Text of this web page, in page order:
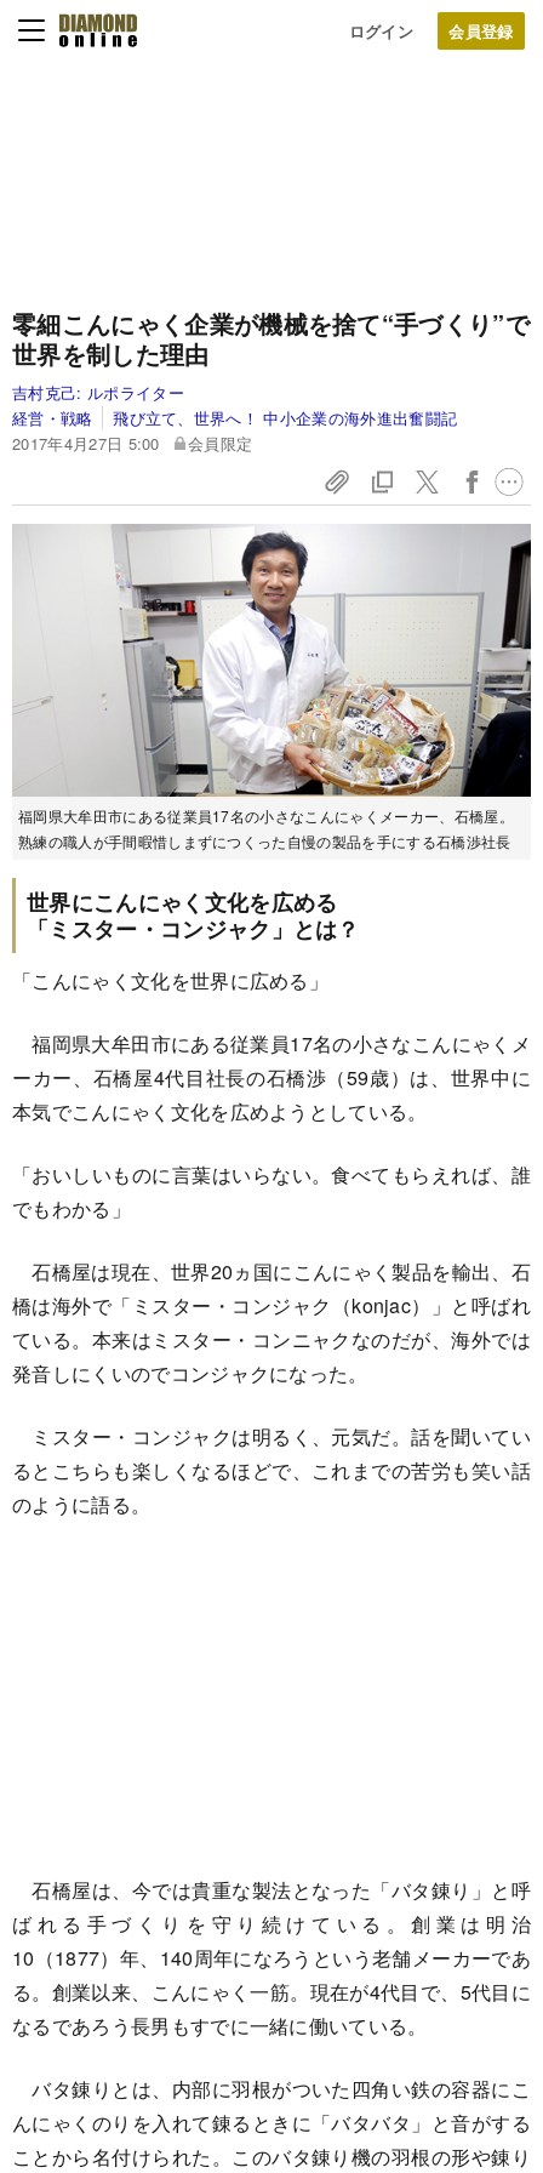
ログイン
零細こんにゃく企業が機械を捨て“手づくり”で
世界を制した理由
吉村克己: ルポライター
経営・戦略
飛び立て、世界へ！ 中小企業の海外進出奮闘記
2017年4月27日 5:00
会員限定
福岡県大牟田市にある従業員17名の小さなこんにゃくメーカー、石橋屋。
熟練の職人が手間暇惜しまずにつくった自慢の製品を手にする石橋渉社長
世界にこんにゃく文化を広める
「ミスター・コンジャク」とは？
「こんにゃく文化を世界に広める」
福岡県大牟田市にある従業員17名の小さなこんにゃくメ
ーカー、石橋屋4代目社長の石橋渉（59歳）は、世界中に
本気でこんにゃく文化を広めようとしている。
「おいしいものに言葉はいらない。食べてもらえれば、誰
でもわかる」
石橋屋は現在、世界20ヵ国にこんにゃく製品を輸出、石
橋は海外で「ミスター・コンジャク（konjac）」と呼ばれ
ている。本来はミスター・コンニャクなのだが、海外では
発音しにくいのでコンジャクになった。
ミスター・コンジャクは明るく、元気だ。話を聞いてい
るとこちらも楽しくなるほどで、これまでの苦労も笑い話
のように語る。
石橋屋は、今では貴重な製法となった「バタ錬り」と呼
ばれる手づくりを守り続けている。創業は明治
10（1877）年、140周年になろうという老舗メーカーであ
る。創業以来、こんにゃく一筋。現在が4代目で、5代目に
なるであろう長男もすでに一緒に働いている。
バタ錬りとは、内部に羽根がついた四角い鉄の容器にこ
んにゃくのりを入れて錬るときに「バタバタ」と音がする
ことから名付けられた。このバタ錬り機の羽根の形や錬り